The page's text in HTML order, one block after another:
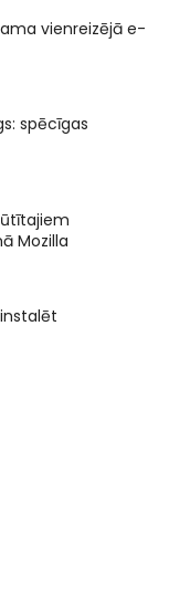
vienreizējā e-
spēcīgas
Mozilla